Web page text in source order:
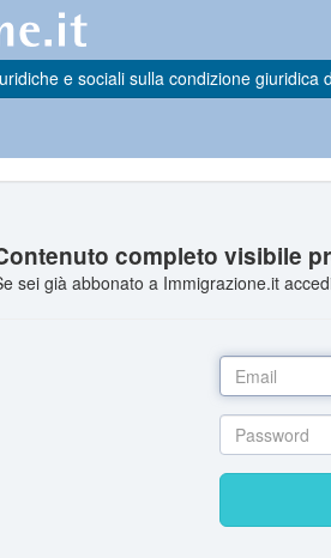
e sociali sulla condizione giuridica
completo visibile
sei già abbonato a Immigrazione.it